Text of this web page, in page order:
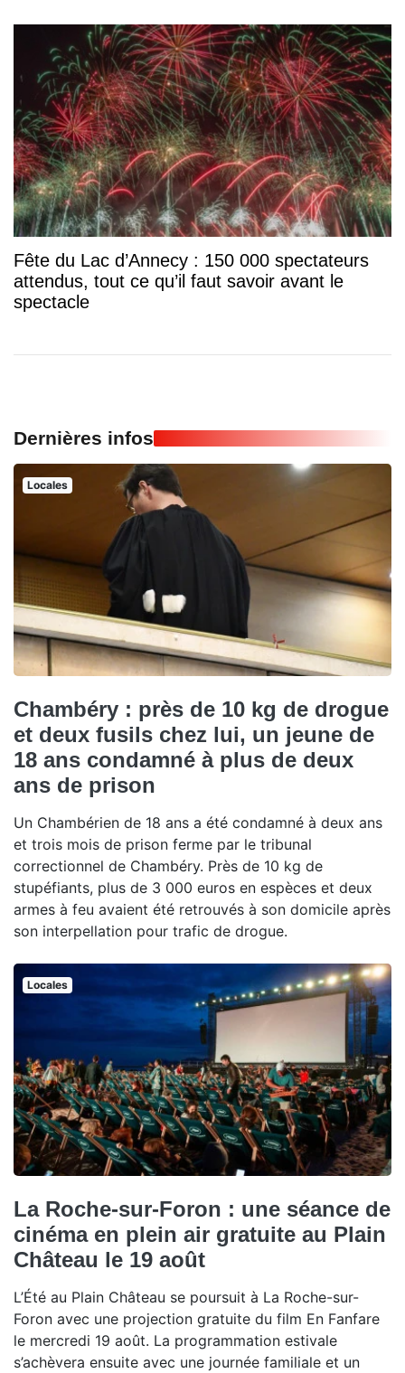
Fête du Lac d’Annecy : 150 000 spectateurs
attendus, tout ce qu’il faut savoir avant le
spectacle
Dernières infos
Locales
Chambéry : près de 10 kg de drogue
et deux fusils chez lui, un jeune de
18 ans condamné à plus de deux
ans de prison
Un Chambérien de 18 ans a été condamné à deux ans
et trois mois de prison ferme par le tribunal
correctionnel de Chambéry. Près de 10 kg de
stupéfiants, plus de 3 000 euros en espèces et deux
armes à feu avaient été retrouvés à son domicile après
son interpellation pour trafic de drogue.
Locales
La Roche-sur-Foron : une séance de
cinéma en plein air gratuite au Plain
Château le 19 août
L’Été au Plain Château se poursuit à La Roche-sur-
Foron avec une projection gratuite du film En Fanfare
le mercredi 19 août. La programmation estivale
s’achèvera ensuite avec une journée familiale et un